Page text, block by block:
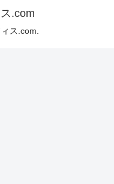
.com
ス.com.